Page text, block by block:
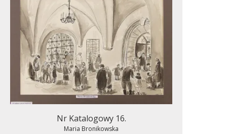
Nr Katalogowy 16.
Maria Bronikowska